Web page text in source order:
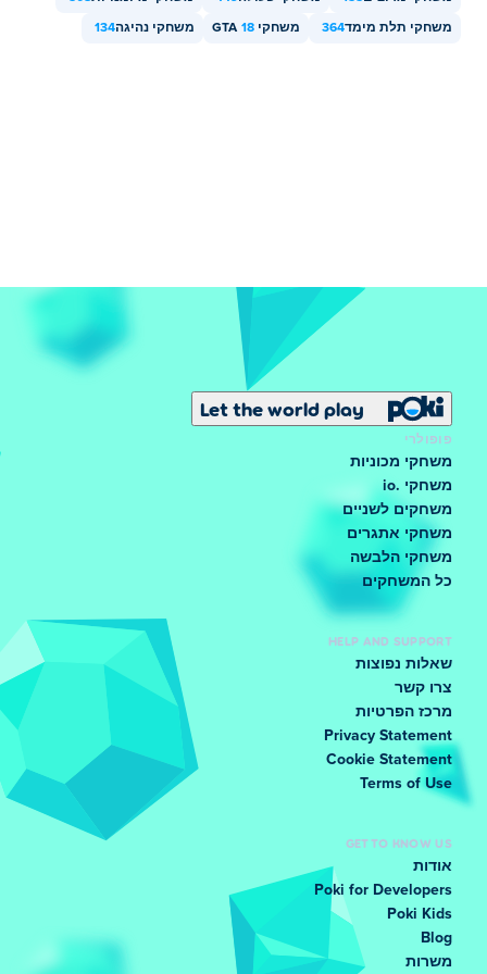
משחקי תלת מימד364 משחקי GTA 18 משחקי נהיגה134
Let the world play
פופולרי
משחקי מכוניות
משחקי .io
משחקים לשניים
משחקי אתגרים
משחקי הלבשה
כל המשחקים
HELP AND SUPPORT
שאלות נפוצות
צרו קשר
מרכז הפרטיות
Privacy Statement
Cookie Statement
Terms of Use
GET TO KNOW US
אודות
Poki for Developers
Poki Kids
Blog
משרות